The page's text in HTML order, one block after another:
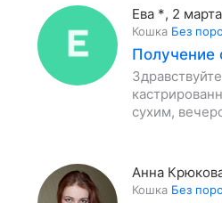
Ева *, 2
Кошка Без
Получение
сухим,
Анна
Кошка Без